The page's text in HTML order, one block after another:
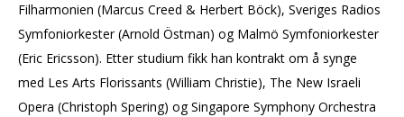
Filharmonien (Marcus Creed & Herbert Böck), Sveriges Radios
Symfoniorkester (Arnold Östman) og Malmö Symfoniorkester
(Eric Ericsson). Etter studium fikk han kontrakt om å synge
med Les Arts Florissants (William Christie), The New Israeli
Opera (Christoph Spering) og Singapore Symphony Orchestra